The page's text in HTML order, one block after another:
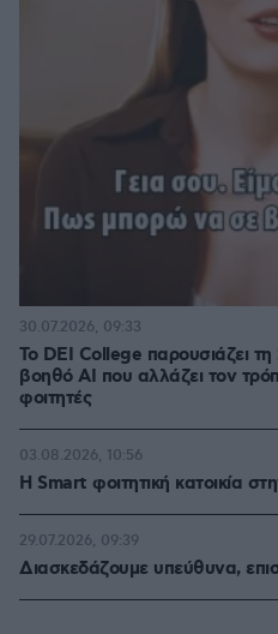
Το DEI College παρουσιάζει
βοηθό AI που αλλάζει τον
φοιτητές
30.07.2026, 09:33
Η Smart φοιτητική κατοικία
03.08.2026, 10:56
Διασκεδάζουμε υπεύθυνα,
29.07.2026, 09:39